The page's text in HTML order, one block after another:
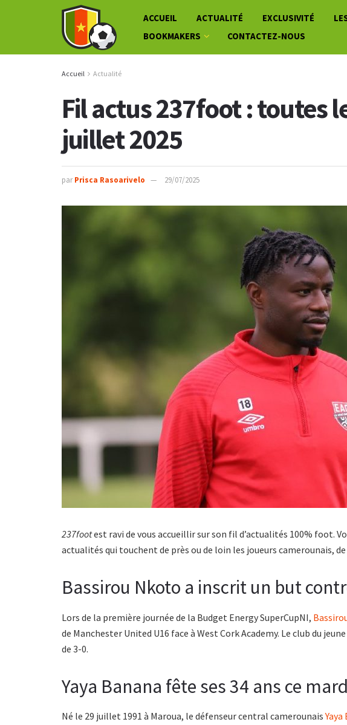
ACCUEIL ACTUALITÉ EXCLUSIVITÉ
BOOKMAKERS
CONTACTEZ-NOUS
Accueil Actualité
Fil actus 237foot : toutes
juillet 2025
par Prisca Rasoarivelo 29/07/2025
237footest ravi de vous accueillir sur son fil d’actualités 100% foot.
actualités qui touchent de près ou de loin les joueurs camerounais,
Bassirou Nkoto a inscrit un but
Lors de la première journée de la Budget Energy SuperCupNI,
de Manchester United U16 face à West Cork Academy. Le club du
de 3-0.
Yaya Banana fête ses 34 ans ce
Né le 29 juillet 1991 à Maroua, le défenseur central camerounaisYaya